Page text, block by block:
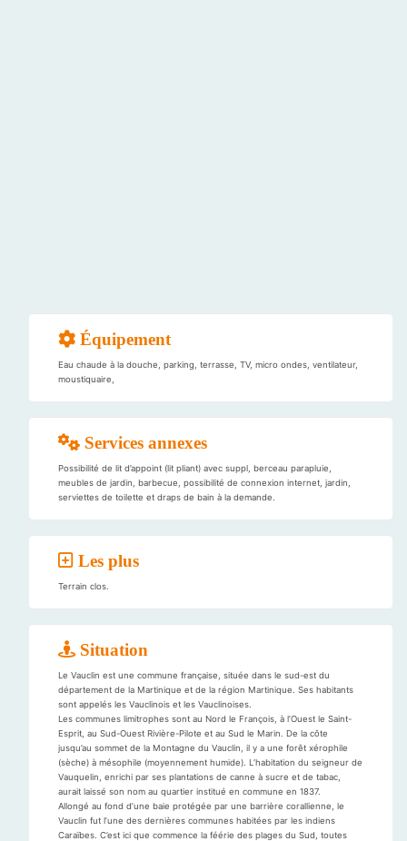
Équipement
Eau chaude à la douche, parking, terrasse, TV, micro ondes, ventilateur,
moustiquaire,
Services annexes
Possibilité de lit d’appoint (lit pliant) avec suppl, berceau parapluie,
meubles de jardin, barbecue, possibilité de connexion internet, jardin,
serviettes de toilette et draps de bain à la demande.
Les plus
Terrain clos.
Situation
Le Vauclin est une commune française, située dans le sud-est du
département de la Martinique et de la région Martinique. Ses habitants
sont appelés les Vauclinois et les Vauclinoises.
Les communes limitrophes sont au Nord le François, à l’Ouest le Saint-
Esprit, au Sud-Ouest Rivière-Pilote et au Sud le Marin. De la côte
jusqu’au sommet de la Montagne du Vauclin, il y a une forêt xérophile
(sèche) à mésophile (moyennement humide). L’habitation du seigneur de
Vauquelin, enrichi par ses plantations de canne à sucre et de tabac,
aurait laissé son nom au quartier institué en commune en 1837.
Allongé au fond d’une baie protégée par une barrière corallienne, le
Vauclin fut l’une des dernières communes habitées par les indiens
Caraïbes. C’est ici que commence la féérie des plages du Sud, toutes